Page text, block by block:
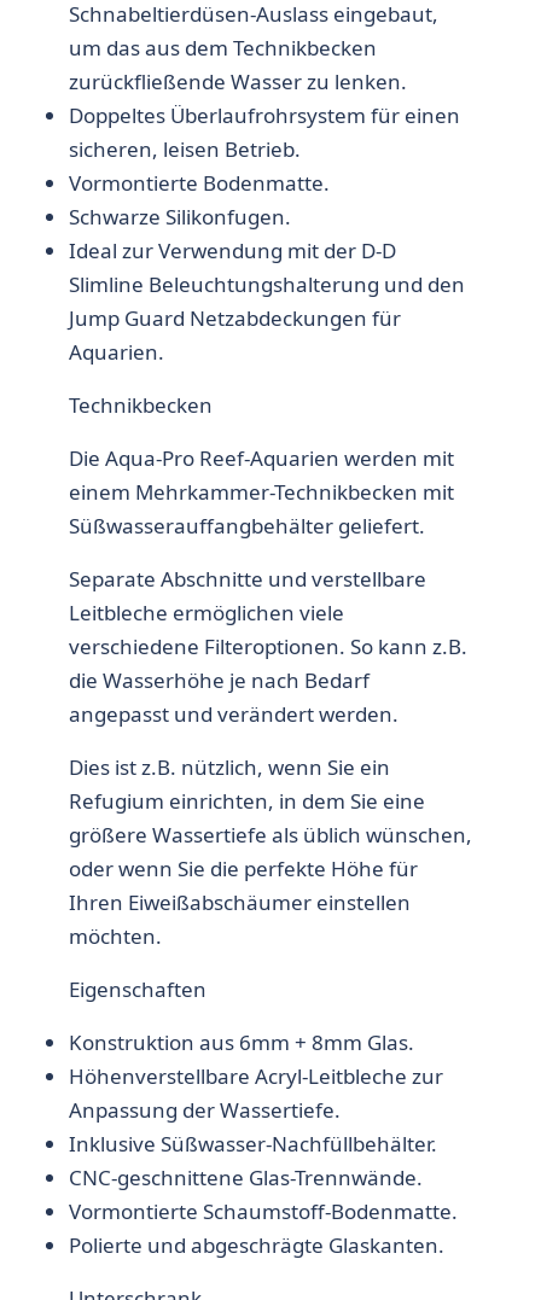
Schnabeltierdüsen-Auslass eingebaut,
um das aus dem Technikbecken
zurückfließende Wasser zu lenken.
Doppeltes Überlaufrohrsystem für einen
sicheren, leisen Betrieb.
Vormontierte Bodenmatte.
Schwarze Silikonfugen.
Ideal zur Verwendung mit der D-D
Slimline Beleuchtungshalterung und den
Jump Guard Netzabdeckungen für
Aquarien.
Technikbecken
Die Aqua-Pro Reef-Aquarien werden mit
einem Mehrkammer-Technikbecken mit
Süßwasserauffangbehälter geliefert.
Separate Abschnitte und verstellbare
Leitbleche ermöglichen viele
verschiedene Filteroptionen. So kann z.B.
die Wasserhöhe je nach Bedarf
angepasst und verändert werden.
Dies ist z.B. nützlich, wenn Sie ein
Refugium einrichten, in dem Sie eine
größere Wassertiefe als üblich wünschen,
oder wenn Sie die perfekte Höhe für
Ihren Eiweißabschäumer einstellen
möchten.
Eigenschaften
Konstruktion aus 6mm + 8mm Glas.
Höhenverstellbare Acryl-Leitbleche zur
Anpassung der Wassertiefe.
Inklusive Süßwasser-Nachfüllbehälter.
CNC-geschnittene Glas-Trennwände.
Vormontierte Schaumstoff-Bodenmatte.
Polierte und abgeschrägte Glaskanten.